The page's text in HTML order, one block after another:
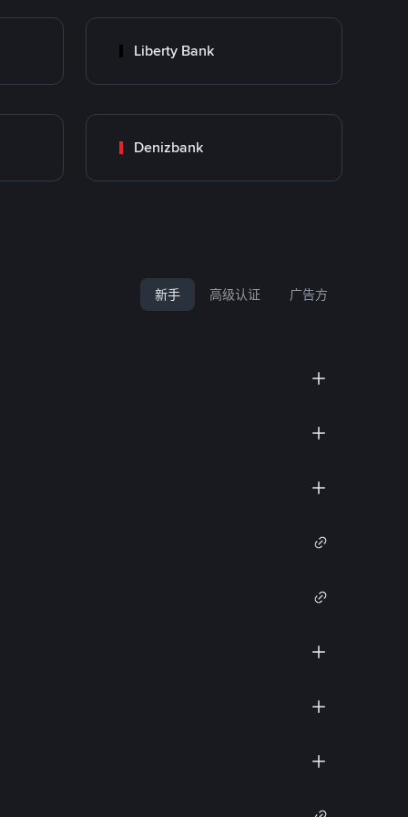
Liberty Bank
Denizbank
新手 高级认证 广告方